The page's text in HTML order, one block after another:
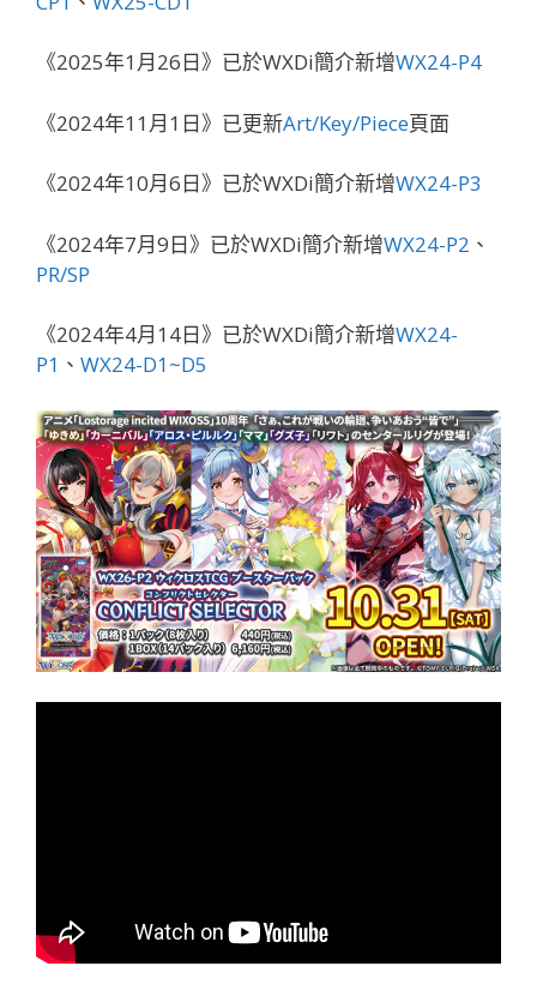
《2025年1月26日》已於WXDi簡介新增WX24-P4
《2024年11月1日》已更新Art/Key/Piece頁面
《2024年10月6日》已於WXDi簡介新增WX24-P3
《2024年7月9日》已於WXDi簡介新增WX24-P2 、
PR/SP
《2024年4月14日》已於WXDi簡介新增WX24-
P1 、 WX24-D1~D5